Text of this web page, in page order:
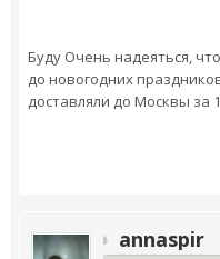
Буду Очень надеяться,
до новогодних
доставляли до Москвы за
annaspir